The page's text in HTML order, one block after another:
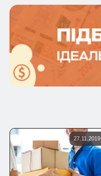
27.11.2019